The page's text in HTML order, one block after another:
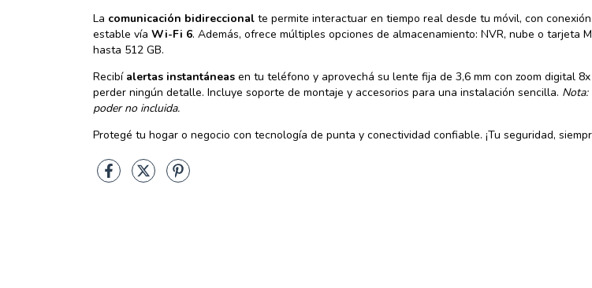
La comunicación bidireccional te permite interactuar en tiempo real desde tu móvil, con
estable vía Wi-Fi 6. Además, ofrece múltiples opciones de almacenamiento: NVR, nube o tarjeta
hasta 512 GB.
Recibí alertas instantáneas en tu teléfono y aprovechá su lente fija de 3,6 mm con zoom digital
perder ningún detalle. Incluye soporte de montaje y accesorios para una instalación sencilla. Nota:
poder no incluida.
Protegé tu hogar o negocio con tecnología de punta y conectividad confiable. ¡Tu seguridad,